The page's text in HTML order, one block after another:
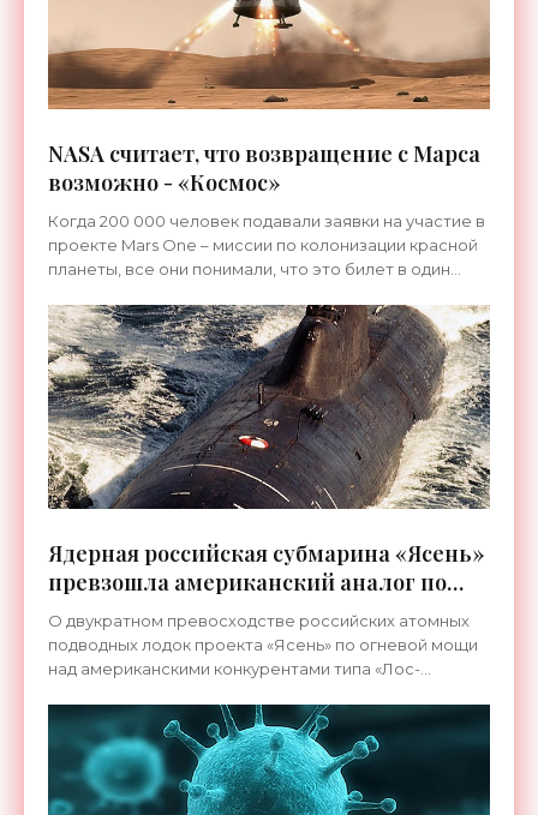
NASA считает, что возвращение с Марса
возможно - «Космос»
Когда 200 000 человек подавали заявки на участие в
проекте Mars One – миссии по колонизации красной
планеты, все они понимали, что это билет в один
Ядерная российская субмарина «Ясень»
превзошла американский аналог по
числу крылатых ракет - «Техника»
О двукратном превосходстве российских атомных
подводных лодок проекта «Ясень» по огневой мощи
над американскими конкурентами типа «Лос-
Владимира